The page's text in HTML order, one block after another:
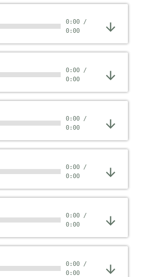
0:00 /
0:00
0:00 /
0:00
0:00 /
0:00
0:00 /
0:00
0:00 /
0:00
0:00 /
0:00